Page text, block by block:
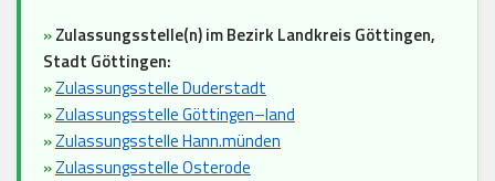
»Zulassungsstelle(n) im Bezirk Landkreis Göttingen,
Stadt Göttingen:
»Zulassungsstelle Duderstadt
»Zulassungsstelle Göttingen–land
»Zulassungsstelle Hann.münden
»Zulassungsstelle Osterode